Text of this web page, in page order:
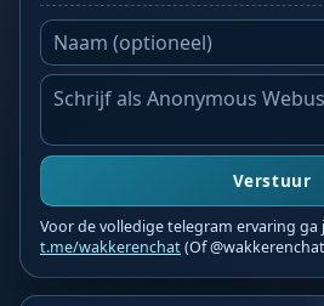
Verstuur
Voor de volledige telegram ervaring ga
t.me/wakkerenchat(Of